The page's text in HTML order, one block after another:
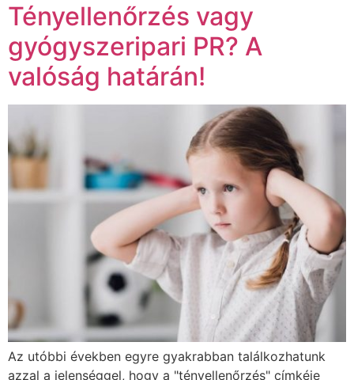
Tényellenőrzés vagy
gyógyszeripari PR? A
valóság határán!
Az utóbbi években egyre gyakrabban találkozhatunk
azzal a jelenséggel, hogy a "tényellenőrzés" címkéje